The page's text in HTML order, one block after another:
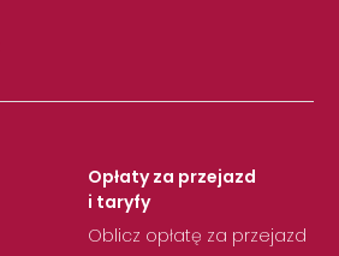
Opłaty za przejazd
i taryfy
Oblicz opłatę za przejazd